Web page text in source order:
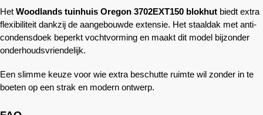
Het Woodlands tuinhuis Oregon 3702EXT150 blokhut biedt extra
flexibiliteit dankzij de aangebouwde extensie. Het staaldak met anti-
condensdoek beperkt vochtvorming en maakt dit model bijzonder
onderhoudsvriendelijk.
Een slimme keuze voor wie extra beschutte ruimte wil zonder in te
boeten op een strak en modern ontwerp.